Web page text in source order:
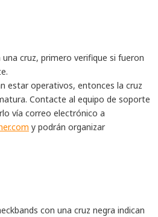
cruz, primero verifique si fueron
estar operativos, entonces la cruz
Contacte al equipo de soporte
vía correo electrónico a
y podrán organizar
con una cruz negra indican